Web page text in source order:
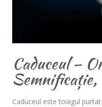
Caduceul –
Caduceul este toiagul